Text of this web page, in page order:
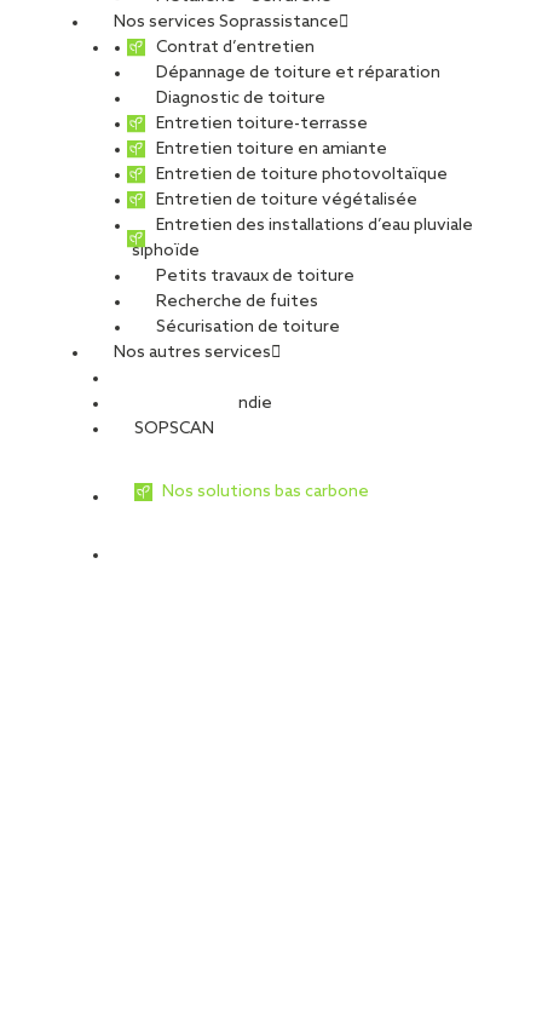
Nos services Soprassistance
Contrat d’entretien
Dépannage de toiture et réparation
Diagnostic de toiture
Entretien toiture-terrasse
Entretien toiture en amiante
Entretien de toiture photovoltaïque
Entretien de toiture végétalisée
Entretien des installations d’eau pluviale
siphoïde
Petits travaux de toiture
Recherche de fuites
Sécurisation de toiture
Nos autres services
Sécurité Incendie
SOPSCAN
Nos solutions bas carbone